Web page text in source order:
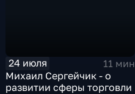
24 июля
11 мин
Михаил Сергейчик - о
развитии сферы торговли